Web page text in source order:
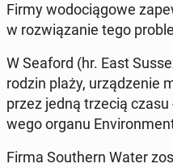
Firmy wo­do­cią­go­we
w roz­wią­za­nie tego
W Seaford (hr. East
rodzin plaży, urzą­dze­nie
przez jedną trzecią
we­go organu
Firma So­uthern Water